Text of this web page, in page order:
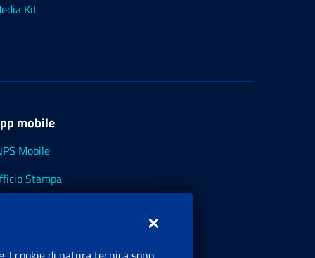
Kit
mobile
Mobile
Stampa